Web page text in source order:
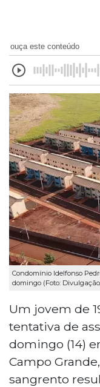
ouça este conteúdo
Condomínio Idelfonso
domingo (Foto:
Um jovem de
tentativa de
domingo (14)
Campo
sangrento